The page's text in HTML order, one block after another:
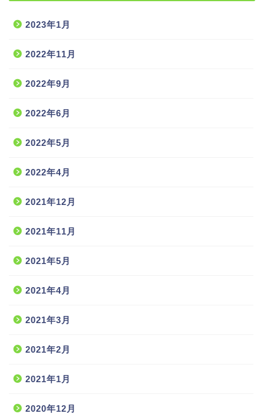
2023年1月
2022年11月
2022年9月
2022年6月
2022年5月
2022年4月
2021年12月
2021年11月
2021年5月
2021年4月
2021年3月
2021年2月
2021年1月
2020年12月